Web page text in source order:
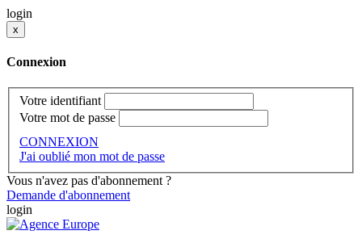
login
x
Connexion
Votre identifiant
Votre mot de passe
CONNEXION
J'ai oublié mon mot de passe
Vous n'avez pas d'abonnement ?
Demande d'abonnement
login